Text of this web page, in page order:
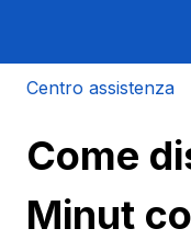
Centro assistenza
Come
Minut